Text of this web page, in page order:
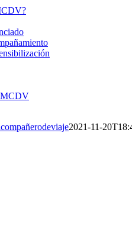
2021-11-